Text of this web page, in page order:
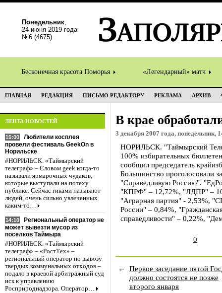
Понедельник,
24 июня 2019 года
№6 (4675)
Бесконечная красота Поморья «Легендарный» матч
ГЛАВНАЯ РЕДАКЦИЯ ПИСЬМО РЕДАКТОРУ РЕКЛАМА АРХИВ
ЛЕНТА НОВОСТЕЙ
15:00
Любители косплея
провели фестиваль GeekOn в
Норильске
#НОРИЛЬСК. «Таймырский
телеграф» – Словом geek когда-то
называли ярмарочных чудаков,
которые выступали на потеху
публике. Сейчас гиками называют
людей, очень сильно увлеченных
каким-то…
14:10
Региональный оператор не
может вывезти мусор из
поселков Таймыра
#НОРИЛЬСК. «Таймырский
телеграф» – «РостТех» –
региональный оператор по вывозу
твердых коммунальных отходов –
подало в краевой арбитражный суд
иск к управлению
Росприроднадзора. Оператор…
В крае
3 декабря 2007 года, понедельник,
НОРИЛЬСК. "Таймырский
100% избирательных
сообщил председатель
Большинство
"Справедливую Россию".
"КПРФ" – 12,72%, "ЛДПР" –
"Аграрная партия" - 2,53%,
России" – 0,84%,
справедливости" – 0,22%,
0
←
Первое заседание пятой
должно состоятся не позже
второго января